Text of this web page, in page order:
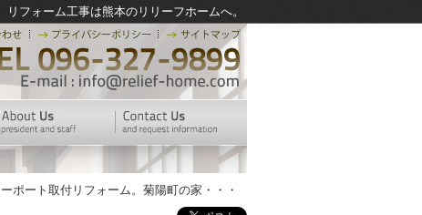
フォーム工事は熊本のリリーフホームへ。
ポート取付リフォーム。菊陽町の家・・・